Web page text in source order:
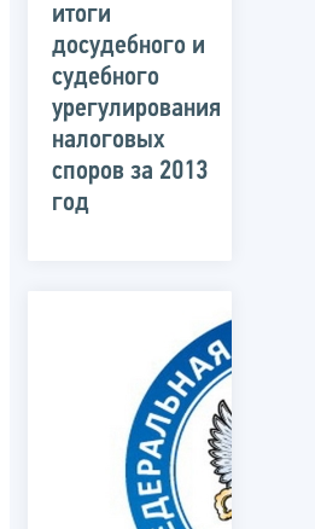
итоги
досудебного и
судебного
урегулирования
налоговых
споров за 2013
год